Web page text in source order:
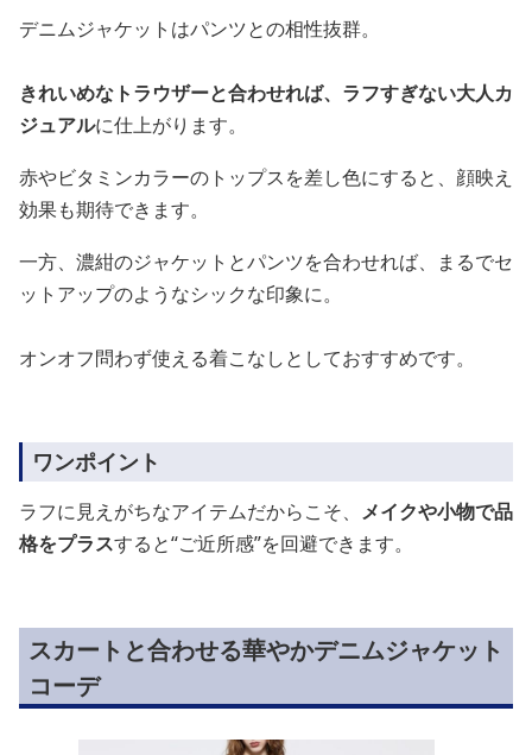
デニムジャケットはパンツとの相性抜群。
きれいめなトラウザーと合わせれば、ラフすぎない大人カ
ジュアルに仕上がります。
赤やビタミンカラーのトップスを差し色にすると、顔映え
効果も期待できます。
一方、濃紺のジャケットとパンツを合わせれば、まるでセ
ットアップのようなシックな印象に。
オンオフ問わず使える着こなしとしておすすめです。
ワンポイント
ラフに見えがちなアイテムだからこそ、 メイクや小物で品
格をプラスすると“ご近所感”を回避できます。
スカートと合わせる華やかデニムジャケット
コーデ